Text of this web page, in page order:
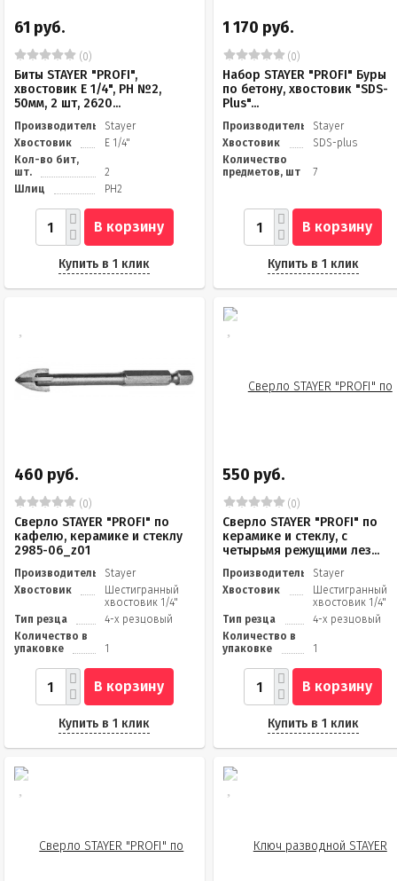
61 руб.
(0)
Биты STAYER "PROFI",
хвостовик E 1/4", PH №2,
50мм, 2 шт, 2620...
Производитель
Stayer
Хвостовик
E 1/4"
Кол-во бит,
шт.
2
Шлиц
PH2
В корзину
Купить в 1 клик
1 170 руб.
(0)
Набор STAYER "PROFI" Буры
по бетону, хвостовик "SDS-
Plus"...
Производитель
Stayer
Хвостовик
SDS-plus
Количество
предметов, шт
7
В корзину
Купить в 1 клик
460 руб.
(0)
Сверло STAYER "PROFI" по
кафелю, керамике и стеклу
2985-06_z01
Производитель
Stayer
Хвостовик
Шестигранный
хвостовик 1/4"
Тип резца
4-х резцовый
Количество в
упаковке
1
В корзину
Купить в 1 клик
550 руб.
(0)
Сверло STAYER "PROFI" по
керамике и стеклу, с
четырьмя режущими лез...
Производитель
Stayer
Хвостовик
Шестигранный
хвостовик 1/4"
Тип резца
4-х резцовый
Количество в
упаковке
1
В корзину
Купить в 1 клик